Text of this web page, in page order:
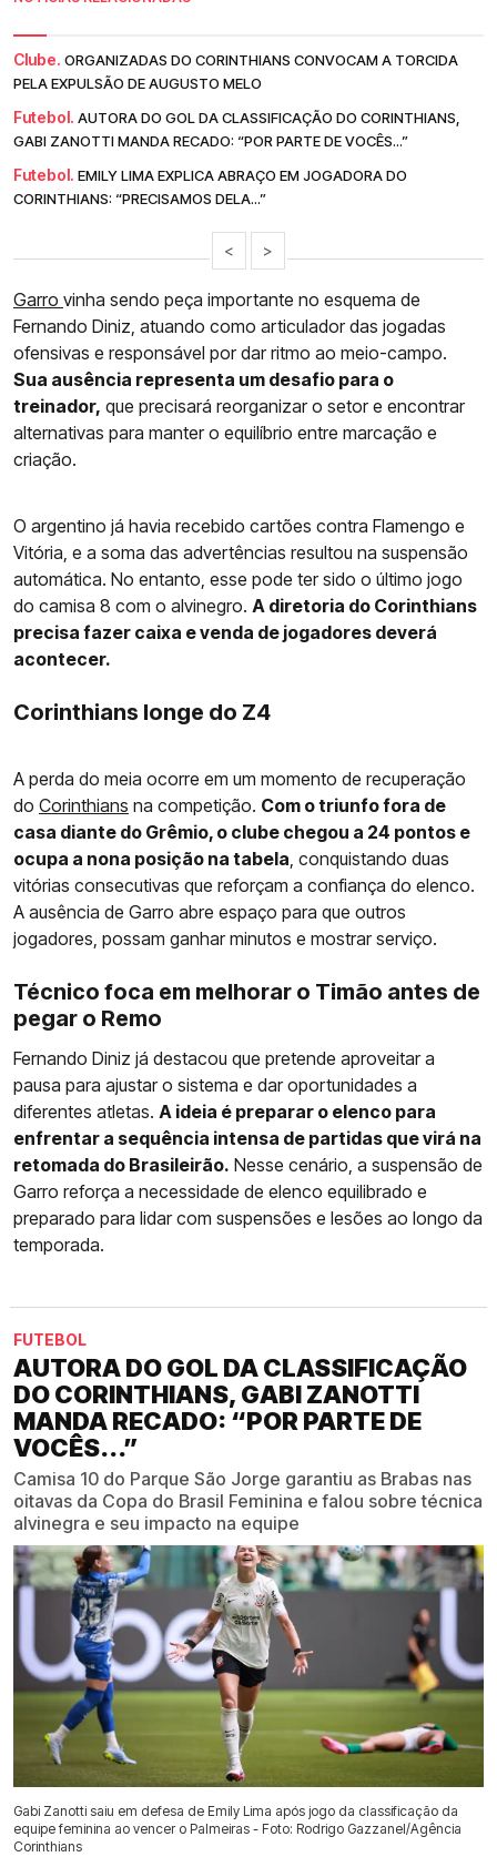
Clube. ORGANIZADAS DO CORINTHIANS CONVOCAM A TORCIDA
PELA EXPULSÃO DE AUGUSTO MELO
Futebol. AUTORA DO GOL DA CLASSIFICAÇÃO DO CORINTHIANS,
GABI ZANOTTI MANDA RECADO: “POR PARTE DE VOCÊS...”
Futebol. EMILY LIMA EXPLICA ABRAÇO EM JOGADORA DO
CORINTHIANS: “PRECISAMOS DELA...”
< >
Garro vinha sendo peça importante no esquema de
Fernando Diniz, atuando como articulador das jogadas
ofensivas e responsável por dar ritmo ao meio-campo.
Sua ausência representa um desafio para o
treinador, que precisará reorganizar o setor e encontrar
alternativas para manter o equilíbrio entre marcação e
criação.
O argentino já havia recebido cartões contra Flamengo e
Vitória, e a soma das advertências resultou na suspensão
automática. No entanto, esse pode ter sido o último jogo
do camisa 8 com o alvinegro. A diretoria do Corinthians
precisa fazer caixa e venda de jogadores deverá
acontecer.
Corinthians longe do Z4
A perda do meia ocorre em um momento de recuperação
do Corinthians na competição. Com o triunfo fora de
casa diante do Grêmio, o clube chegou a 24 pontos e
ocupa a nona posição na tabela , conquistando duas
vitórias consecutivas que reforçam a confiança do elenco.
A ausência de Garro abre espaço para que outros
jogadores, possam ganhar minutos e mostrar serviço.
Técnico foca em melhorar o Timão antes de
pegar o Remo
Fernando Diniz já destacou que pretende aproveitar a
pausa para ajustar o sistema e dar oportunidades a
diferentes atletas. A ideia é preparar o elenco para
enfrentar a sequência intensa de partidas que virá na
retomada do Brasileirão. Nesse cenário, a suspensão de
Garro reforça a necessidade de elenco equilibrado e
preparado para lidar com suspensões e lesões ao longo da
temporada.
FUTEBOL
AUTORA DO GOL DA CLASSIFICAÇÃO
DO CORINTHIANS, GABI ZANOTTI
MANDA RECADO: “POR PARTE DE
VOCÊS...”
Camisa 10 do Parque São Jorge garantiu as Brabas nas
oitavas da Copa do Brasil Feminina e falou sobre técnica
alvinegra e seu impacto na equipe
Gabi Zanotti saiu em defesa de Emily Lima após jogo da classificação da
equipe feminina ao vencer o Palmeiras - Foto: Rodrigo Gazzanel/Agência
Corinthians